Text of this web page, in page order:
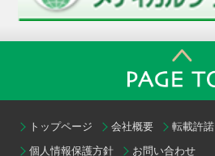
トップページ 会社概要 転載許諾
個人情報保護方針
お問い合わせ